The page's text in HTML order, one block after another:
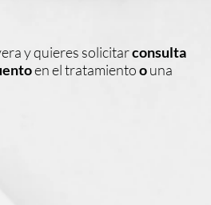
y quieres solicitarconsulta
en el tratamientoouna